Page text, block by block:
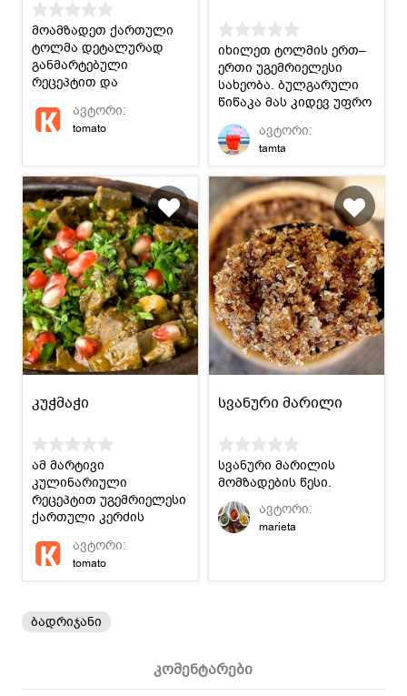
მოამზადეთ ქართული
ტოლმა დეტალურად
განმარტებული
რეცეპტით და
სადღესასწაულო თუ
საოჯახო სუფრა.
ავტორი:
tomato
იხილეთ ტოლმის ერთ–
ერთი უგემრიელესი
სახეობა. ბულგარული
წიწაკა მას კიდევ უფრო
გემრიელს ხდის.
ავტორი:
tamta
კუჭმაჭი
ამ მარტივი
კულინარიული
რეცეპტით უგემრიელესი
ქართული კერძის
ავტორი:
tomato
სვანური მარილი
სვანური მარილის
მომზადების წესი.
ავტორი:
marieta
ბადრიჯანი
კომენტარები